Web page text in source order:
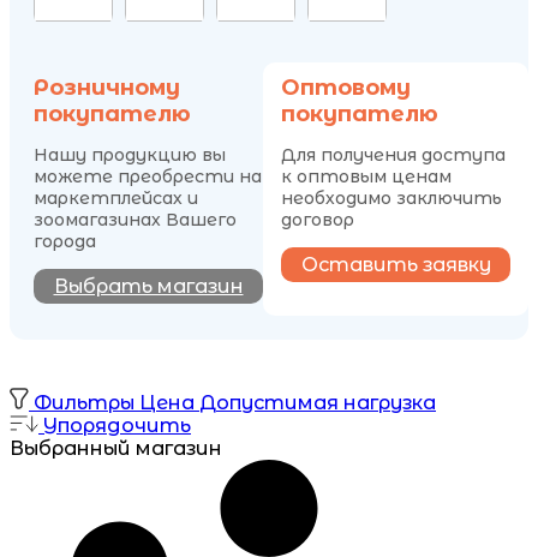
Розничному
покупателю
Нашу продукцию вы
можете преобрести на
маркетплейсах и
зоомагазинах Вашего
города
Выбрать магазин
Оптовому
покупателю
Для получения доступа
к оптовым ценам
необходимо заключить
договор
Оставить заявку
Фильтры Цена Допустимая нагрузка
Упорядочить
Выбранный магазин